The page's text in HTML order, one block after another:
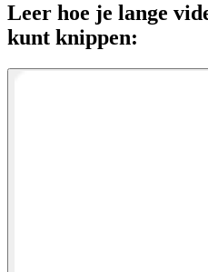
Leer hoe je lange
kunt knippen: